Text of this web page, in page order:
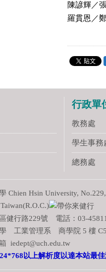
陳諺輝／
羅貫恩／
行政單
教務處
學生事務
總務處
Chien Hsin University,
健行路229號 電話：03-
工業管理系 商學院 5 樓
iedept@uch.edu.tw
以上解析度以達本站最